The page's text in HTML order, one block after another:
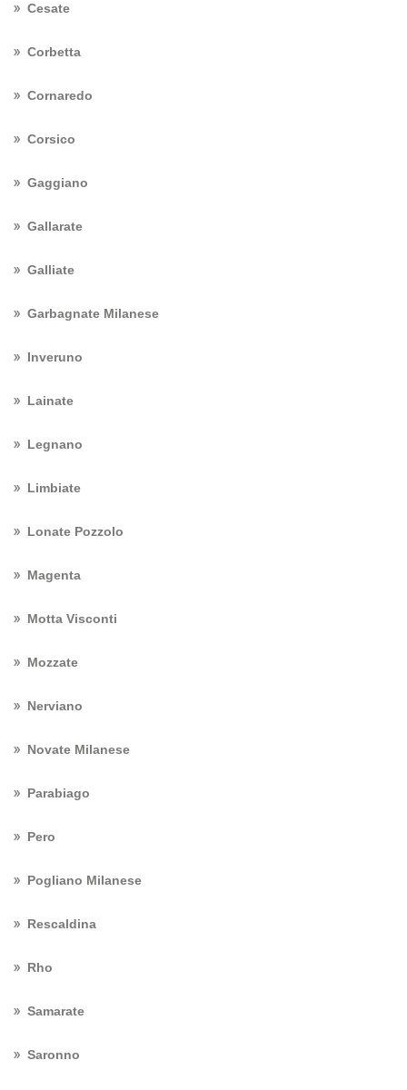
Cesate
Corbetta
Cornaredo
Corsico
Gaggiano
Gallarate
Galliate
Garbagnate Milanese
Inveruno
Lainate
Legnano
Limbiate
Lonate Pozzolo
Magenta
Motta Visconti
Mozzate
Nerviano
Novate Milanese
Parabiago
Pero
Pogliano Milanese
Rescaldina
Rho
Samarate
Saronno